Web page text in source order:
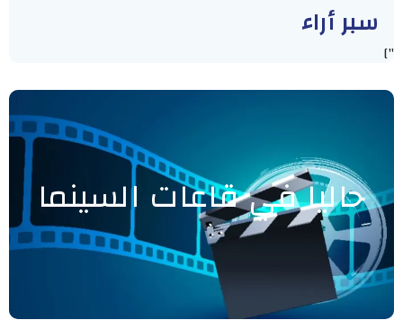
سبر أراء
"]
حاليا في قاعات السينما